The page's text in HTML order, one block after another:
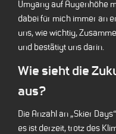
Umgang auf Augenhöhe
dabei für mich immer an
uns, wie wichtig,
und bestätigt uns darin.
Wie sieht die
aus?
Die Anzahl an „Skier
es ist derzeit, trotz des